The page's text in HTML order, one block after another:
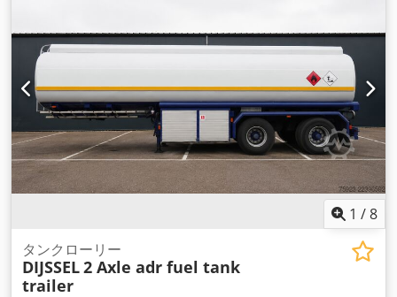
1 /8
タンクローリー
DIJSSEL2 Axle adr fuel tank
trailer